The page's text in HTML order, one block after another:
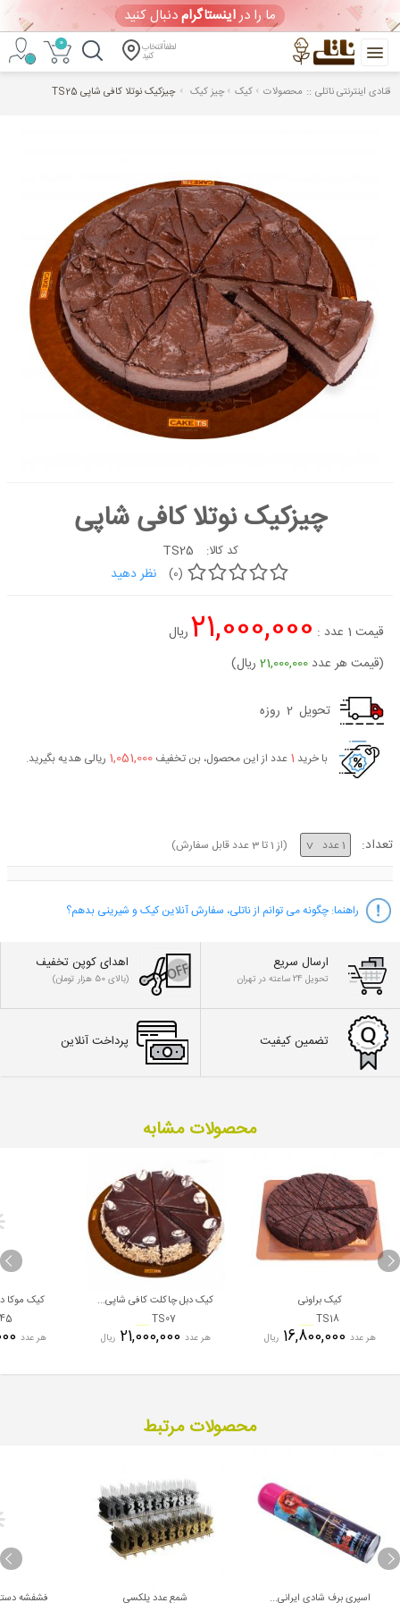
ما را دراینستاگرامدنبال کنید
لطفاً انتخاب
کنید
0
خرید
ثبت
نام
ویترین امروز
غذاها
کیک
سفارشی
قنادی اینترنتی ناتلی :: محصولات کیک چیز کیک چیزکیک نوتلا کافی شاپی TS25
چیزکیک نوتلا کافی شاپی
کد کالا: TS25
(0) نظر دهید
قیمت 1 عدد : 21,000,000ریال
(قیمت هر عدد 21,000,000 ریال)
تحویل 2 روزه
با خرید 1 عدد از این محصول، بن تخفیف 1,051,000 ریالی هدیه بگیرید.
تعداد: (از 1تا 3عدد قابل سفارش)
راهنما: چگونه می توانم از ناتلی، سفارش آنلاین کیک و شیرینی بدهم؟
ارسال سریع
تحویل 24 ساعته در تهران
اهدای کوپن تخفیف
(بالای 50 هزار تومان)
تضمین کیفیت پرداخت آنلاین
محصولات مشابه
کیک براونی
TS18
هر عدد ریال
کیک دبل چاکلت کافی شاپی...
TS07
هر عدد ریال
کیک موکا دانه
هر عدد
محصولات مرتبط
اسپری برف شادی ایرانی...
شمع عدد پلکسی
فشفشه